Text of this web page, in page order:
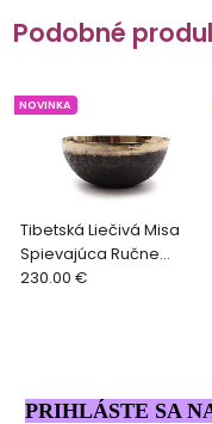
Podobné
Tibetská Liečivá Misa
Spievajúca Ručne
Tepaná 21 cm
NOVINKA
230.00 €
PRIHLÁSTE SA